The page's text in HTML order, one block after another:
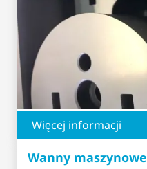
Więcej informacji
Wanny maszynowe